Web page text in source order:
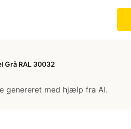
Grå RAL 30032
genereret med hjælp fra AI.